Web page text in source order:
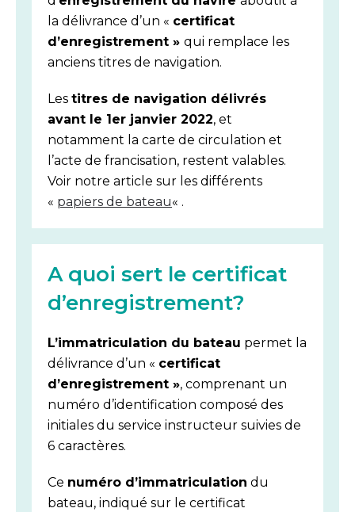
la délivrance d’un « certificat
d’enregistrement » qui remplace les
anciens titres de navigation.
Les titres de navigation délivrés
avant le 1er janvier 2022, et
notamment la carte de circulation et
l’acte de francisation, restent valables.
Voir notre article sur les différents
« papiers de bateau« .
A quoi sert le certificat
d’enregistrement?
L’immatriculation du bateau permet la
délivrance d’un « certificat
d’enregistrement », comprenant un
numéro d’identification composé des
initiales du service instructeur suivies de
6 caractères.
Ce numéro d’immatriculation du
bateau, indiqué sur le certificat